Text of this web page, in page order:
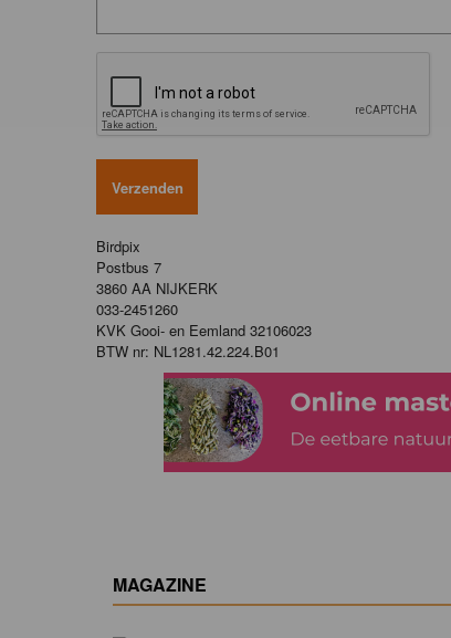
Birdpix
Postbus 7
3860 AA NIJKERK
033-2451260
KVK Gooi- en Eemland 32106023
BTW nr: NL1281.42.224.B01
MAGAZINE